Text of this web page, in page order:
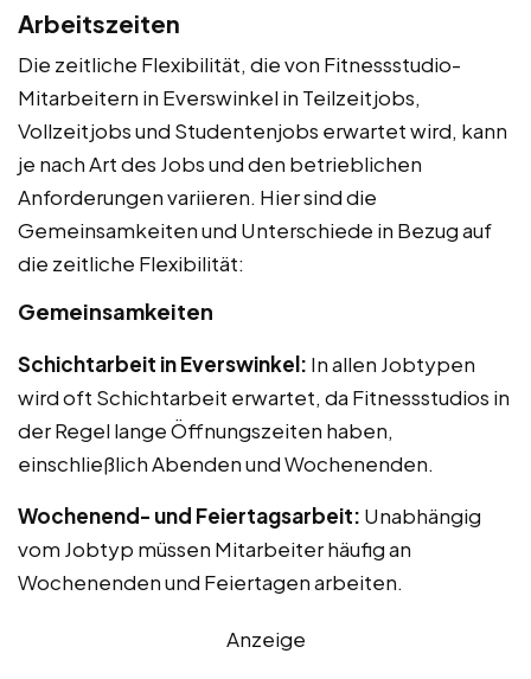
Arbeitszeiten
Die zeitliche Flexibilität, die von Fitnessstudio-
Mitarbeitern in Everswinkel in Teilzeitjobs,
Vollzeitjobs und Studentenjobs erwartet wird, kann
je nach Art des Jobs und den betrieblichen
Anforderungen variieren. Hier sind die
Gemeinsamkeiten und Unterschiede in Bezug auf
die zeitliche Flexibilität:
Gemeinsamkeiten
Schichtarbeit in Everswinkel: In allen Jobtypen
wird oft Schichtarbeit erwartet, da Fitnessstudios in
der Regel lange Öffnungszeiten haben,
einschließlich Abenden und Wochenenden.
Wochenend- und Feiertagsarbeit: Unabhängig
vom Jobtyp müssen Mitarbeiter häufig an
Wochenenden und Feiertagen arbeiten.
Anzeige